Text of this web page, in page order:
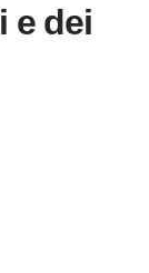
e dei